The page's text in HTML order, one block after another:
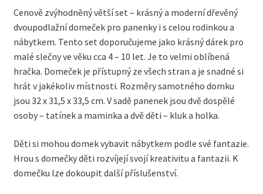
Cenově zvýhodněný větší set – krásný a moderní dřevěný
dvoupodlažní domeček pro panenky i s celou rodinkou a
nábytkem. Tento set doporučujeme jako krásný dárek pro
malé slečny ve věku cca 4 – 10 let. Je to velmi oblíbená
hračka. Domeček je přístupný ze všech stran a je snadné si
hrát v jakékoliv místnosti. Rozměry samotného domku
jsou 32 x 31,5 x 33,5 cm. V sadě panenek jsou dvě dospělé
osoby – tatínek a maminka a dvě děti – kluk a holka.
Děti si mohou domek vybavit nábytkem podle své fantazie.
Hrou s domečky děti rozvíjejí svojí kreativitu a fantazii. K
domečku lze dokoupit další příslušenství.